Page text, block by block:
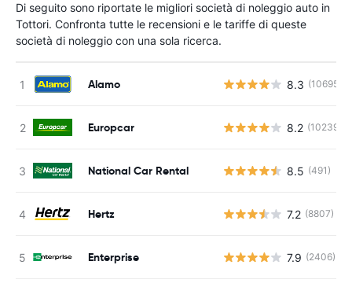
Di seguito sono riportate le migliori società di noleggio auto in
Tottori. Confronta tutte le recensioni e le tariffe di queste
società di noleggio con una sola ricerca.
Alamo 8.3 (10695)
Europcar 8.2 (10239)
National Car Rental 8.5 (491)
Hertz 7.2 (8807)
Enterprise 7.9 (2406)